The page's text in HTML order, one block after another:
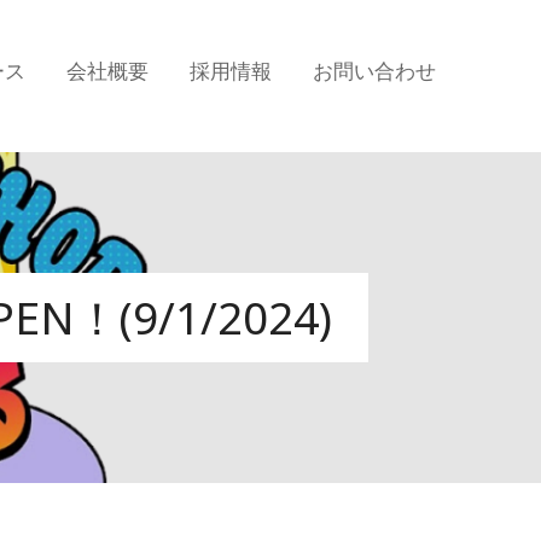
会社概要 採用情報 お問い合わせ
！(9/1/2024)